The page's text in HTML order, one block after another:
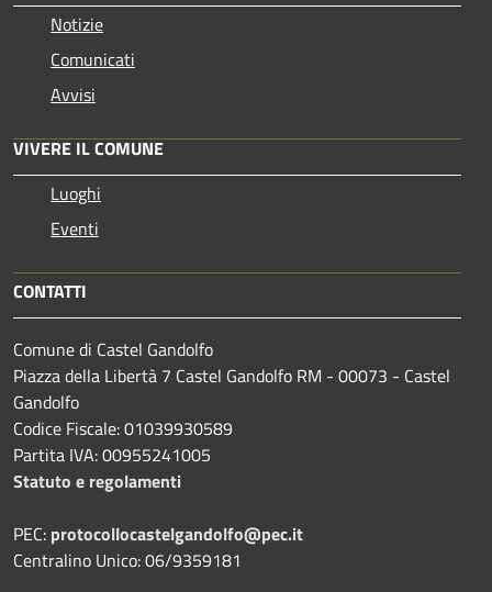
Notizie
Comunicati
Avvisi
VIVERE IL COMUNE
Luoghi
Eventi
CONTATTI
Comune di Castel Gandolfo
Piazza della Libertà 7 Castel Gandolfo RM - 00073 - Castel
Gandolfo
Codice Fiscale: 01039930589
Partita IVA: 00955241005
Statuto e regolamenti
PEC: protocollocastelgandolfo@pec.it
Centralino Unico: 06/9359181